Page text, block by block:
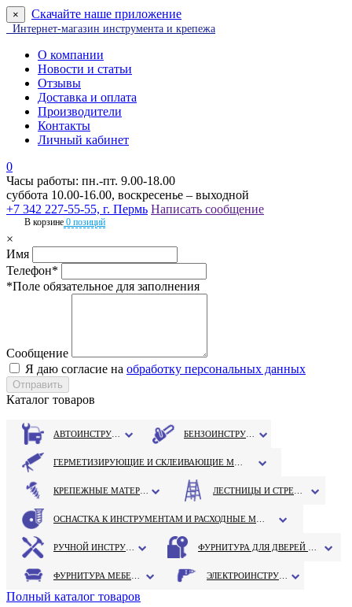
× Скачайте наше приложение
Интернет-магазин инструмента и крепежа
О компании
Новости и статьи
Отзывы
Доставка и оплата
Производители
Контакты
Личный кабинет
0
Часы работы: пн.-пт. 9.00-18.00
суббота 10.00-16.00, воскресенье – выходной
+7 342 227-55-55, г. Пермь Написать сообщение
В корзине 0 позиций
×
Имя
Телефон*
*Поле обязательное для заполнения
Сообщение
Я даю согласие на обработку персональных данных
Каталог товаров
Полный каталог товаров